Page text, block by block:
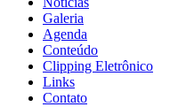
Galeria
Agenda
Conteúdo
Clipping Eletrônico
Links
Contato